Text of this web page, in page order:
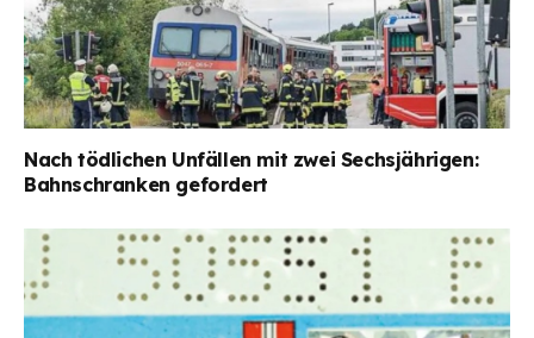
Nach tödlichen Unfällen mit zwei Sechsjährigen:
Bahnschranken gefordert